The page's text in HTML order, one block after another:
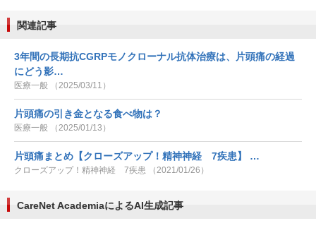
関連記事
3年間の長期抗CGRPモノクローナル抗体治療は、片頭痛の経過
にどう影…
医療一般 （2025/03/11）
片頭痛の引き金となる食べ物は？
医療一般 （2025/01/13）
片頭痛まとめ【クローズアップ！精神神経 7疾患】 …
クローズアップ！精神神経 7疾患 （2021/01/26）
CareNet AcademiaによるAI生成記事